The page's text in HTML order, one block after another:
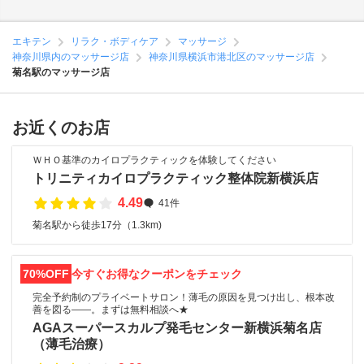
エキテン リラク・ボディケア
マッサージ
神奈川県内のマッサージ店
神奈川県横浜市港北区のマッサージ店
菊名駅のマッサージ店
お近くのお店
ＷＨＯ基準のカイロプラクティックを体験してください
トリニティカイロプラクティック整体院新横浜店
4.49
41件
菊名駅から徒歩17分（1.3km)
70%OFF 今すぐお得なクーポンをチェック
完全予約制のプライベートサロン！薄毛の原因を見つけ出し、根本改
善を図る――。まずは無料相談へ★
AGAスーパースカルプ発毛センター新横浜菊名店
（薄毛治療）